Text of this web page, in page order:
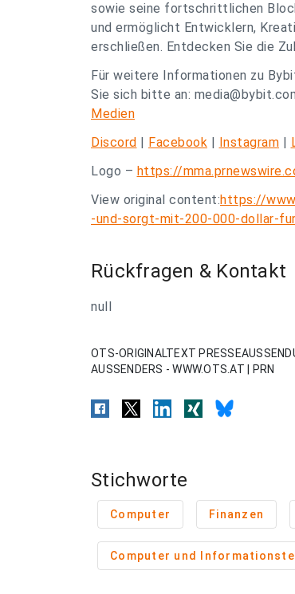
sowie seine fortschrittlichen
und ermöglicht Entwicklern,
erschließen. Entdecken Sie die
Für weitere Informationen zu
Sie sich bitte an:
Medien
Discord | Facebook | Instagram |
Logo – https://
View original content:https://
-und-sorgt-mit-200-000-dollar-
Rückfragen & Kontakt
null
OTS-ORIGINALTEXT
AUSSENDERS - WWW.OTS.AT | PRN
Stichworte
Computer Finanzen
Computer und